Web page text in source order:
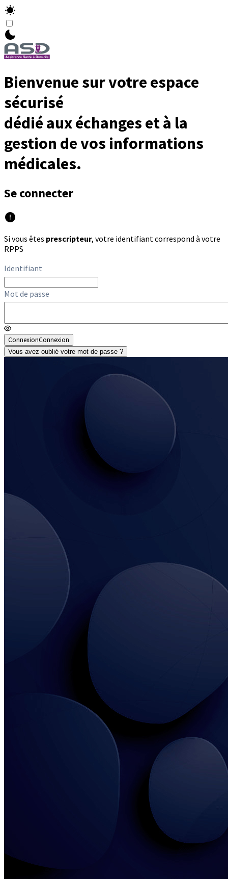
Bienvenue sur votre espace
sécurisé
dédié aux échanges et à la
gestion de vos informations
médicales.
Se connecter
Si vous êtes prescripteur, votre identifiant correspond à votre
RPPS
Identifiant
Mot de passe
ConnexionConnexion
Vous avez oublié votre mot de passe ?